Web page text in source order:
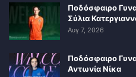
Ποδόσφαιρο
Σύλια
Αυγ 7, 2026
Ποδόσφαιρο
Αντωνία Νίκα